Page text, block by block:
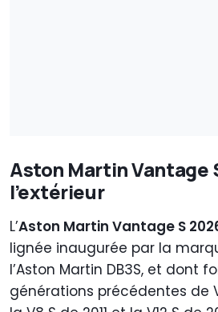
Aston Martin Vantage
l’extérieur
L’Aston Martin Vantage S
lignée inaugurée par la
l’Aston Martin DB3S, et dont
générations précédentes de